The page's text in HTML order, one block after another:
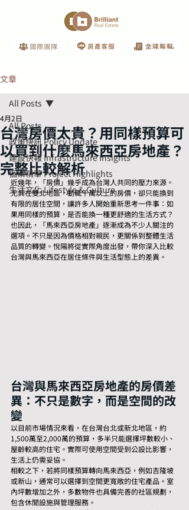
文章
All Posts
政策快訊 Policy Update
建設快報 Infrastructure Insights
個案精華 Project Highlights
生活文化 Lifestyle & Culture
All Posts
台灣房價太貴？用同樣預算可
以買到什麼馬來西亞房地產？
完整比較解析
4月2日
近幾年，「房價」幾乎成為台灣人共同的壓力來源。
尤其在雙北地區，動輒千萬以上的房價，卻只能換到
有限的居住空間，讓許多人開始重新思考一件事：如
果用同樣的預算，是否能換一種更舒適的生活方式？
也因此，「馬來西亞房地產」逐漸成為不少人關注的
選項。不只是因為價格相對親民，更關係到整體生活
品質的轉變。悅陽將從實際角度出發，帶你深入比較
台灣與馬來西亞在居住條件與生活型態上的差異。
台灣與馬來西亞房地產的房價差
異：不只是數字，而是空間的改
變
以目前市場情況來看，在台灣台北或新北地區，約
1,500萬至2,000萬的預算，多半只能選擇坪數較小、
屋齡較高的住宅。實際可使用空間受到公設比影響，
生活上仍需妥協。
相較之下，若將同樣預算轉向馬來西亞，例如吉隆坡
或新山，通常可以選擇到空間更寬敞的住宅產品。室
內坪數增加之外，多數物件也具備完善的社區規劃，
包含休閒設施與管理服務。